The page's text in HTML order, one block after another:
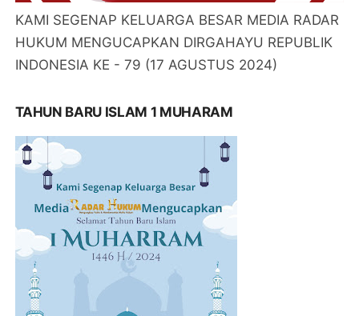
KAMI SEGENAP KELUARGA BESAR MEDIA RADAR
HUKUM MENGUCAPKAN DIRGAHAYU REPUBLIK
INDONESIA KE - 79 (17 AGUSTUS 2024)
TAHUN BARU ISLAM 1 MUHARAM